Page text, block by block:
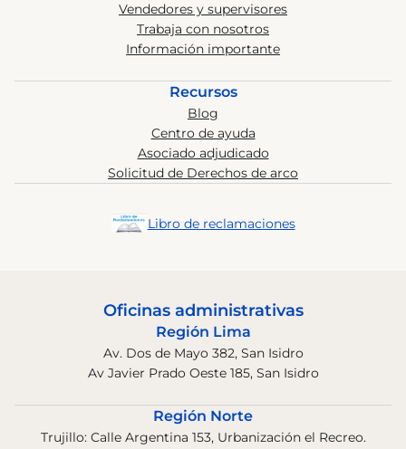
Vendedores y supervisores
Trabaja con nosotros
Información importante
Recursos
Blog
Centro de ayuda
Asociado adjudicado
Solicitud de Derechos de arco
Libro de reclamaciones
Oficinas administrativas
Región Lima
Av. Dos de Mayo 382, San Isidro
Av Javier Prado Oeste 185, San Isidro
Región Norte
Trujillo: Calle Argentina 153, Urbanización el Recreo.